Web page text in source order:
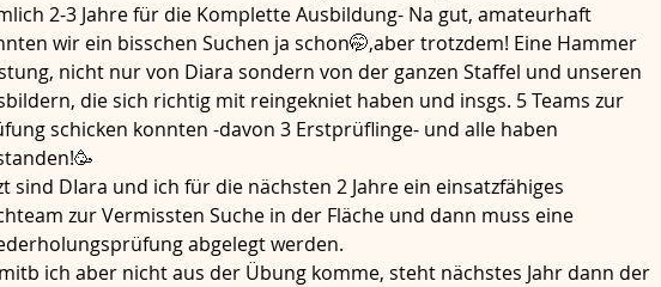
2-3 Jahre für die Komplette Ausbildung- Na gut, amateurhaft
wir ein bisschen Suchen ja schon🤭,aber trotzdem! Eine Hammer
nicht nur von Diara sondern von der ganzen Staffel und unseren
die sich richtig mit reingekniet haben und insgs. 5 Teams zur
schicken konnten -davon 3 Erstprüflinge- und alle haben
sind DIara und ich für die nächsten 2 Jahre ein einsatzfähiges
zur Vermissten Suche in der Fläche und dann muss eine
abgelegt werden.
ich aber nicht aus der Übung komme, steht nächstes Jahr dann der